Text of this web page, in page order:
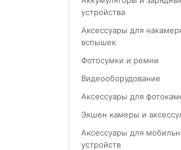
устройства
Аксессуары для
вспышек
Фотосумки и ремни
Видеооборудование
Аксессуары для
Экшен камеры и
Аксессуары для
устройств